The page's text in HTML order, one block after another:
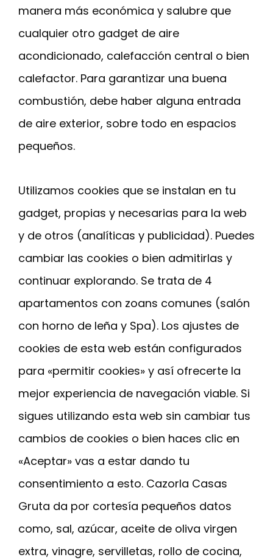
manera más económica y salubre que
cualquier otro gadget de aire
acondicionado, calefacción central o bien
calefactor. Para garantizar una buena
combustión, debe haber alguna entrada
de aire exterior, sobre todo en espacios
pequeños.
Utilizamos cookies que se instalan en tu
gadget, propias y necesarias para la web
y de otros (analíticas y publicidad). Puedes
cambiar las cookies o bien admitirlas y
continuar explorando. Se trata de 4
apartamentos con zoans comunes (salón
con horno de leña y Spa). Los ajustes de
cookies de esta web están configurados
para «permitir cookies» y así ofrecerte la
mejor experiencia de navegación viable. Si
sigues utilizando esta web sin cambiar tus
cambios de cookies o bien haces clic en
«Aceptar» vas a estar dando tu
consentimiento a esto. Cazorla Casas
Gruta da por cortesía pequeños datos
como, sal, azúcar, aceite de oliva virgen
extra, vinagre, servilletas, rollo de cocina,